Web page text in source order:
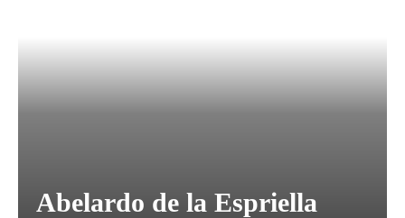
Abelardo de la Espriella